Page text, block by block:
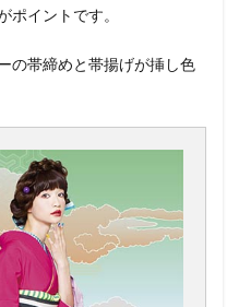
ポイントです。
の帯締めと帯揚げが挿し色